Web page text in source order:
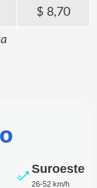
8,70
Suroeste
26-52 km/h